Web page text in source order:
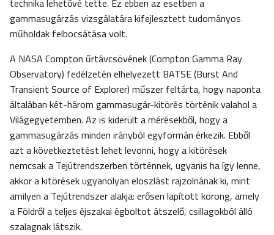
technika lehetővé tette. Ez ebben az esetben a
gammasugárzás vizsgálatára kifejlesztett tudományos
műholdak felbocsátása volt.
A NASA Compton űrtávcsövének (Compton Gamma Ray
Observatory) fedélzetén elhelyezett BATSE (Burst And
Transient Source of Explorer) műszer feltárta, hogy naponta
általában két-három gammasugár-kitörés történik valahol a
Világegyetemben. Az is kiderült a mérésekből, hogy a
gammasugárzás minden irányból egyformán érkezik. Ebből
azt a következtetést lehet levonni, hogy a kitörések
nemcsak a Tejútrendszerben történnek, ugyanis ha így lenne,
akkor a kitörések ugyanolyan eloszlást rajzolnának ki, mint
amilyen a Tejútrendszer alakja: erősen lapított korong, amely
a Földről a teljes éjszakai égboltot átszelő, csillagokból álló
szalagnak látszik.